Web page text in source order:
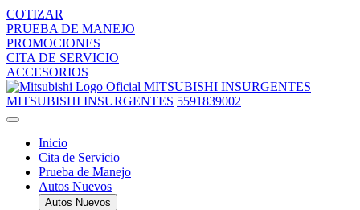
COTIZAR
PRUEBA DE MANEJO
PROMOCIONES
CITA DE SERVICIO
ACCESORIOS
MITSUBISHI INSURGENTES
MITSUBISHI INSURGENTES 5591839002
Inicio
Cita de Servicio
Prueba de Manejo
Autos Nuevos
Autos Nuevos